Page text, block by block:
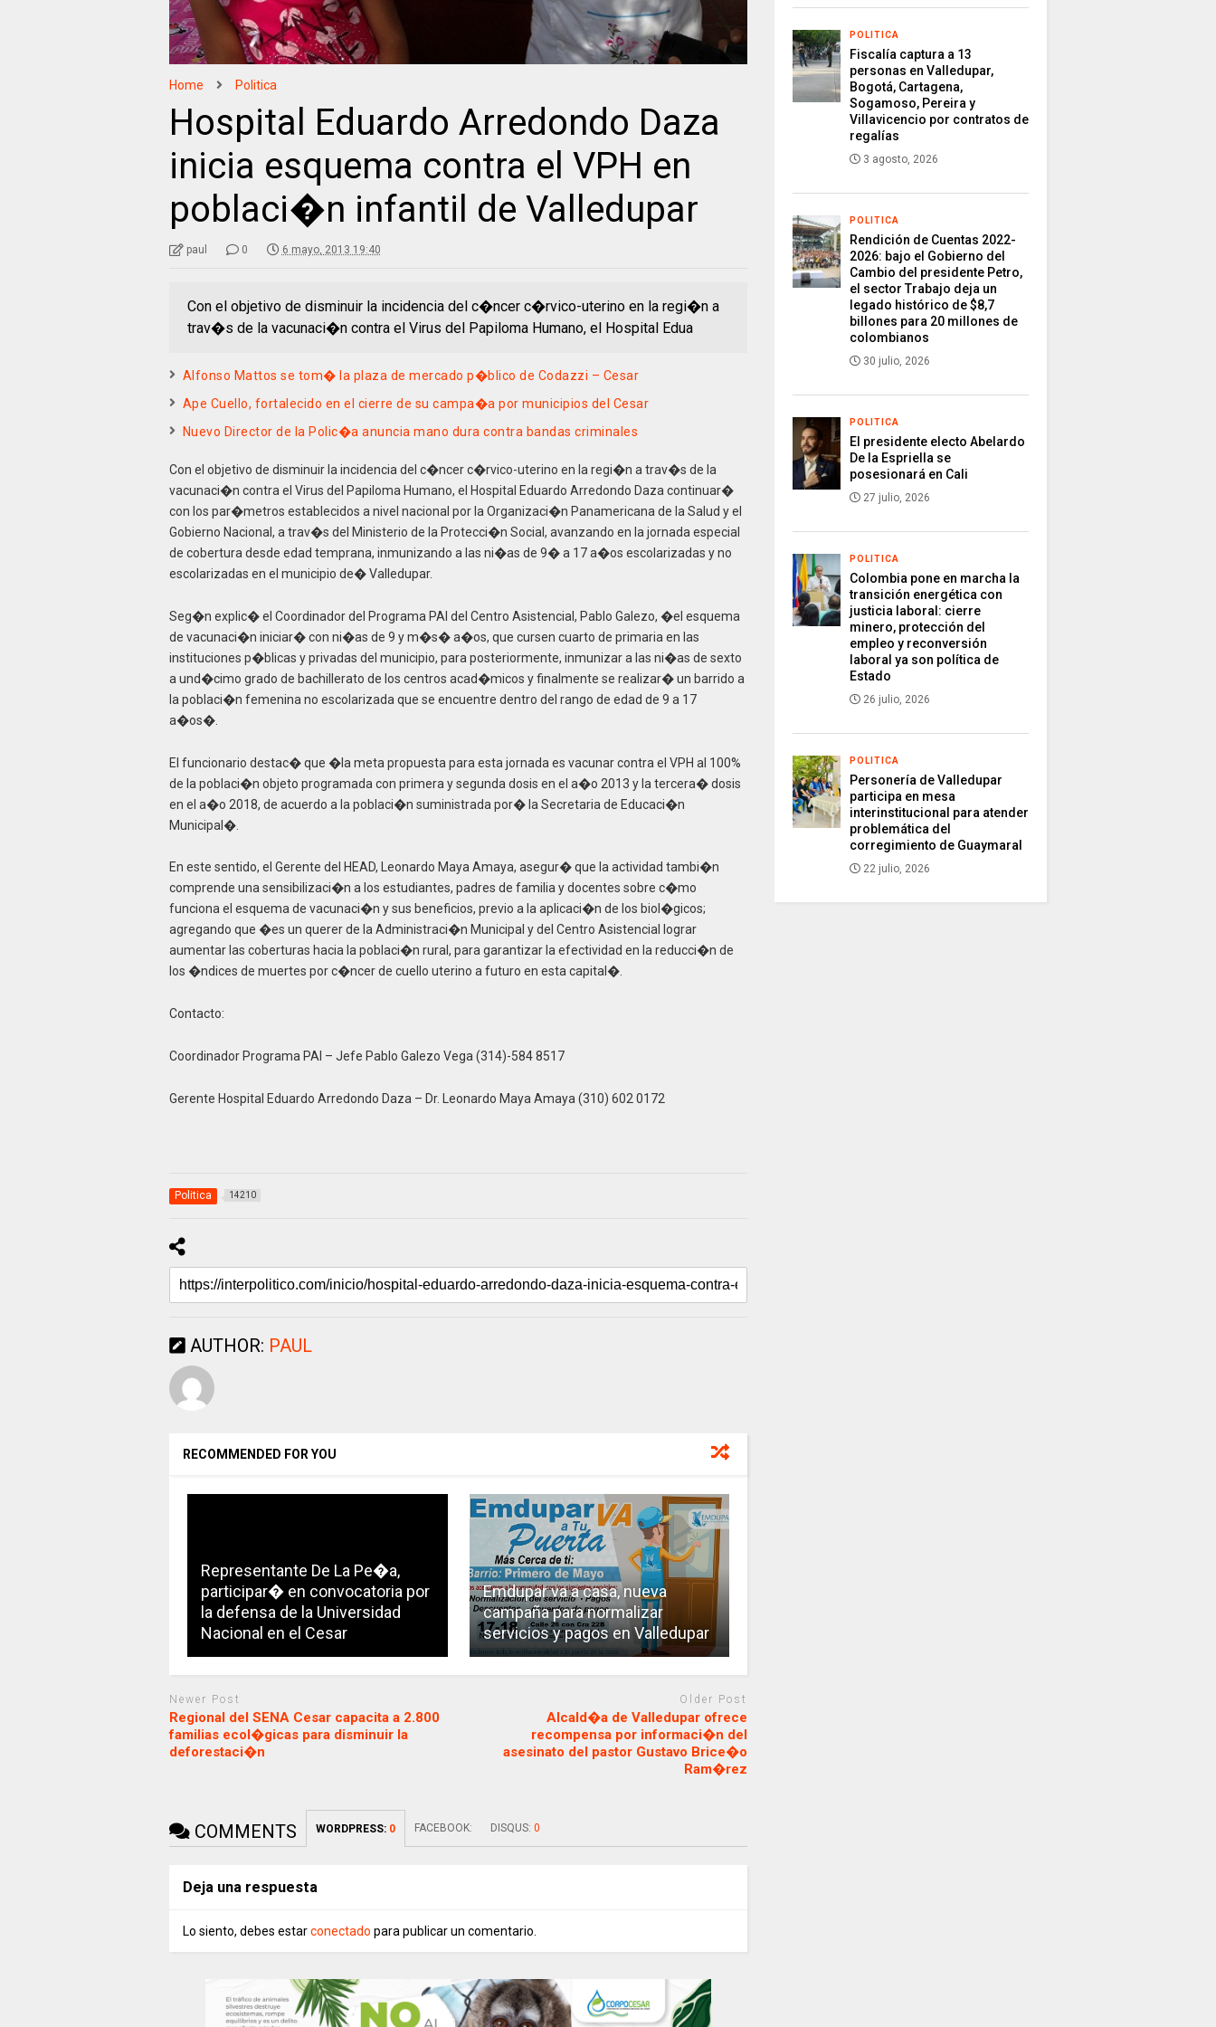
Home Politica
Hospital Eduardo Arredondo Daza
inicia esquema contra el VPH en
poblaci�n infantil de Valledupar
paul 0 6 mayo, 2013 19:40
Con el objetivo de disminuir la incidencia del c�ncer c�rvico-uterino en la regi�n a
trav�s de la vacunaci�n contra el Virus del Papiloma Humano, el Hospital Edua
Alfonso Mattos se tom� la plaza de mercado p�blico de Codazzi – Cesar
Ape Cuello, fortalecido en el cierre de su campa�a por municipios del Cesar
Nuevo Director de la Polic�a anuncia mano dura contra bandas criminales
Con el objetivo de disminuir la incidencia del c�ncer c�rvico-uterino en la regi�n a trav�s de la
vacunaci�n contra el Virus del Papiloma Humano, el Hospital Eduardo Arredondo Daza continuar�
con los par�metros establecidos a nivel nacional por la Organizaci�n Panamericana de la Salud y el
Gobierno Nacional, a trav�s del Ministerio de la Protecci�n Social, avanzando en la jornada especial
de cobertura desde edad temprana, inmunizando a las ni�as de 9� a 17 a�os escolarizadas y no
escolarizadas en el municipio de� Valledupar.
Seg�n explic� el Coordinador del Programa PAI del Centro Asistencial, Pablo Galezo, �el esquema
de vacunaci�n iniciar� con ni�as de 9 y m�s� a�os, que cursen cuarto de primaria en las
instituciones p�blicas y privadas del municipio, para posteriormente, inmunizar a las ni�as de sexto
a und�cimo grado de bachillerato de los centros acad�micos y finalmente se realizar� un barrido a
la poblaci�n femenina no escolarizada que se encuentre dentro del rango de edad de 9 a 17
a�os�.
El funcionario destac� que �la meta propuesta para esta jornada es vacunar contra el VPH al 100%
de la poblaci�n objeto programada con primera y segunda dosis en el a�o 2013 y la tercera� dosis
en el a�o 2018, de acuerdo a la poblaci�n suministrada por� la Secretaria de Educaci�n
Municipal�.
En este sentido, el Gerente del HEAD, Leonardo Maya Amaya, asegur� que la actividad tambi�n
comprende una sensibilizaci�n a los estudiantes, padres de familia y docentes sobre c�mo
funciona el esquema de vacunaci�n y sus beneficios, previo a la aplicaci�n de los biol�gicos;
agregando que �es un querer de la Administraci�n Municipal y del Centro Asistencial lograr
aumentar las coberturas hacia la poblaci�n rural, para garantizar la efectividad en la reducci�n de
los �ndices de muertes por c�ncer de cuello uterino a futuro en esta capital�.
Contacto:
Coordinador Programa PAI – Jefe Pablo Galezo Vega (314)-584 8517
Gerente Hospital Eduardo Arredondo Daza – Dr. Leonardo Maya Amaya (310) 602 0172
Politica 14210
AUTHOR: PAUL
RECOMMENDED FOR YOU
Representante De La Pe�a,
participar� en convocatoria por
la defensa de la Universidad
Nacional en el Cesar
Emdupar va a casa, nueva
campaña para normalizar
servicios y pagos en Valledupar
Newer Post
Regional del SENA Cesar capacita a 2.800
familias ecol�gicas para disminuir la
deforestaci�n
Older Post
Alcald�a de Valledupar ofrece
recompensa por informaci�n del
asesinato del pastor Gustavo Brice�o
Ram�rez
COMMENTS WORDPRESS: 0 FACEBOOK: DISQUS: 0
Deja una respuesta
Lo siento, debes estarconectado para publicar un comentario.
POLITICA
Fiscalía captura a 13
personas en Valledupar,
Bogotá, Cartagena,
Sogamoso, Pereira y
Villavicencio por contratos de
regalías
3 agosto, 2026
POLITICA
Rendición de Cuentas 2022-
2026: bajo el Gobierno del
Cambio del presidente Petro,
el sector Trabajo deja un
legado histórico de $8,7
billones para 20 millones de
colombianos
30 julio, 2026
POLITICA
El presidente electo Abelardo
De la Espriella se
posesionará en Cali
27 julio, 2026
POLITICA
Colombia pone en marcha la
transición energética con
justicia laboral: cierre
minero, protección del
empleo y reconversión
laboral ya son política de
Estado
26 julio, 2026
POLITICA
Personería de Valledupar
participa en mesa
interinstitucional para atender
problemática del
corregimiento de Guaymaral
22 julio, 2026